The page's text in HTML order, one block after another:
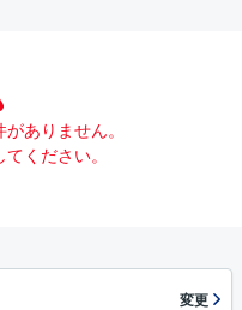
ありません。
ください。
変更